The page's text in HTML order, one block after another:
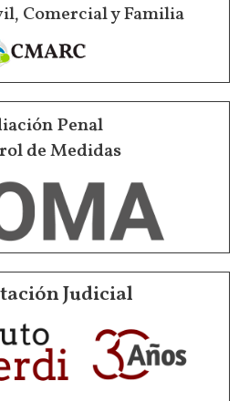
Comercial y Familia
Penal
de Medidas
Judicial